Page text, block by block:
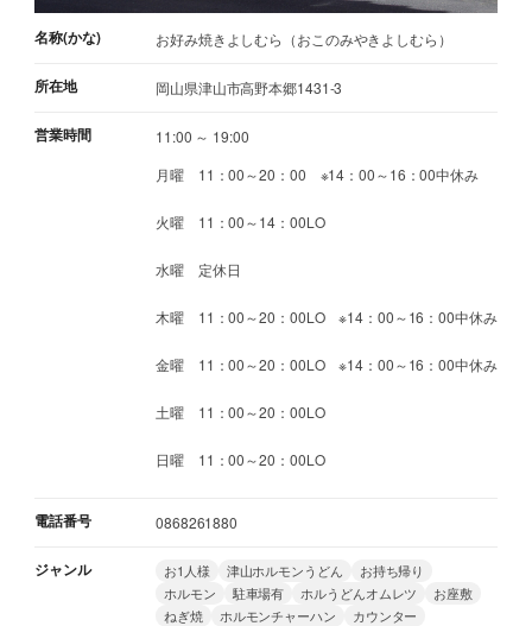
名称(かな) お好み焼きよしむら（おこのみやきよしむら）
所在地 岡山県津山市高野本郷1431-3
営業時間
11:00 ～ 19:00
月曜 11：00～20：00 ※14：00～16：00中休み
火曜 11：00～14：00LO
水曜 定休日
木曜 11：00～20：00LO ※14：00～16：00中休み
金曜 11：00～20：00LO ※14：00～16：00中休み
土曜 11：00～20：00LO
日曜 11：00～20：00LO
電話番号 0868261880
ジャンル お1人様 津山ホルモンうどん
お持ち帰り
ホルモン
駐車場有 ホルうどんオムレツ
お座敷
ねぎ焼
ホルモンチャーハン
カウンター